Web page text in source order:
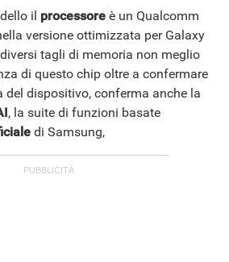
il processore è un Qualcomm
versione ottimizzata per Galaxy
tagli di memoria non meglio
di questo chip oltre a confermare
del dispositivo, conferma anche la
, la suite di funzioni basate
di Samsung,